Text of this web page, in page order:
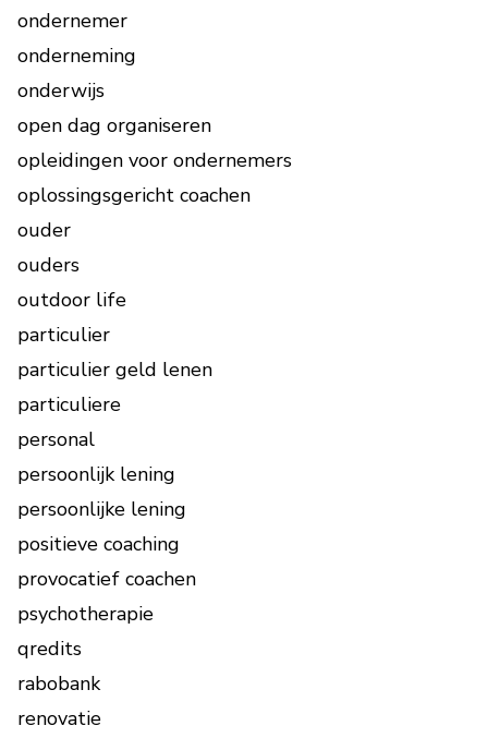
ondernemer
onderneming
onderwijs
open dag organiseren
opleidingen voor ondernemers
oplossingsgericht coachen
ouder
ouders
outdoor life
particulier
particulier geld lenen
particuliere
personal
persoonlijk lening
persoonlijke lening
positieve coaching
provocatief coachen
psychotherapie
qredits
rabobank
renovatie